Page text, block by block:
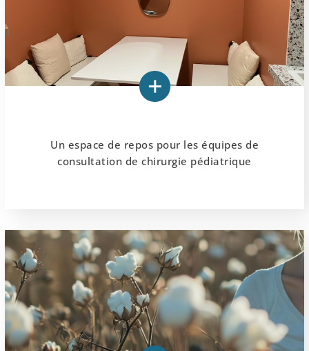
Un espace de repos pour les équipes de
consultation de chirurgie pédiatrique